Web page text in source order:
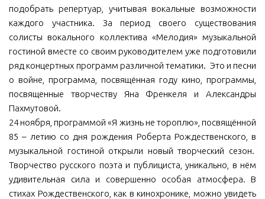
музей»
МБУ Парк культуры и отдыха им. И.В. Коротеева
ДК «Россия»
Афиша
Независимая оценка качества
Контакты
подобрать репертуар, учитывая вокальные возможности
каждого участника. За период своего существования
солисты вокального коллектива «Мелодия» музыкальной
гостиной вместе со своим руководителем уже подготовили
ряд концертных программ различной тематики. Это и песни
о войне, программа, посвящённая году кино, программы,
посвященные творчеству Яна Френкеля и Александры
Пахмутовой.
24 ноября, программой «Я жизнь не тороплю», посвящённой
85 – летию со дня рождения Роберта Рождественского, в
музыкальной гостиной открыли новый творческий сезон.
Творчество русского поэта и публициста, уникально, в нём
удивительная сила и совершенно особая атмосфера. В
стихах Рождественского, как в кинохронике, можно увидеть